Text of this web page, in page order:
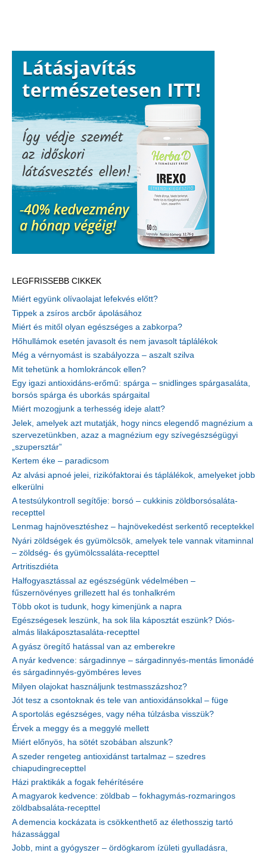
LEGFRISSEBB CIKKEK
Miért együnk olívaolajat lefekvés előtt?
Tippek a zsíros arcbőr ápolásához
Miért és mitől olyan egészséges a zabkorpa?
Hőhullámok esetén javasolt és nem javasolt táplálékok
Még a vérnyomást is szabályozza – aszalt szilva
Mit tehetünk a homlokráncok ellen?
Egy igazi antioxidáns-erőmű: spárga – snidlinges spárgasaláta,
borsós spárga és uborkás spárgaital
Miért mozogjunk a terhesség ideje alatt?
Jelek, amelyek azt mutatják, hogy nincs elegendő magnézium a
szervezetünkben, azaz a magnézium egy szívegészségügyi
„szupersztár”
Kertem éke – paradicsom
Az alvási apnoé jelei, rizikófaktorai és táplálékok, amelyeket jobb
elkerülni
A testsúlykontroll segítője: borsó – cukkinis zöldborsósaláta-
recepttel
Lenmag hajnövesztéshez – hajnövekedést serkentő receptekkel
Nyári zöldségek és gyümölcsök, amelyek tele vannak vitaminnal
– zöldség- és gyümölcssaláta-recepttel
Artritiszdiéta
Halfogyasztással az egészségünk védelmében –
fűszernövényes grillezett hal és tonhalkrém
Több okot is tudunk, hogy kimenjünk a napra
Egészségesek leszünk, ha sok lila káposztát eszünk? Diós-
almás lilakáposztasaláta-recepttel
A gyász öregítő hatással van az emberekre
A nyár kedvence: sárgadinnye – sárgadinnyés-mentás limonádé
és sárgadinnyés-gyömbéres leves
Milyen olajokat használjunk testmasszázshoz?
Jót tesz a csontoknak és tele van antioxidánsokkal – füge
A sportolás egészséges, vagy néha túlzásba visszük?
Érvek a meggy és a meggylé mellett
Miért előnyös, ha sötét szobában alszunk?
A szeder rengeteg antioxidánst tartalmaz – szedres
chiapudingrecepttel
Házi praktikák a fogak fehérítésére
A magyarok kedvence: zöldbab – fokhagymás-rozmaringos
zöldbabsaláta-recepttel
A demencia kockázata is csökkenthető az élethosszig tartó
házassággal
Jobb, mint a gyógyszer – ördögkarom ízületi gyulladásra,